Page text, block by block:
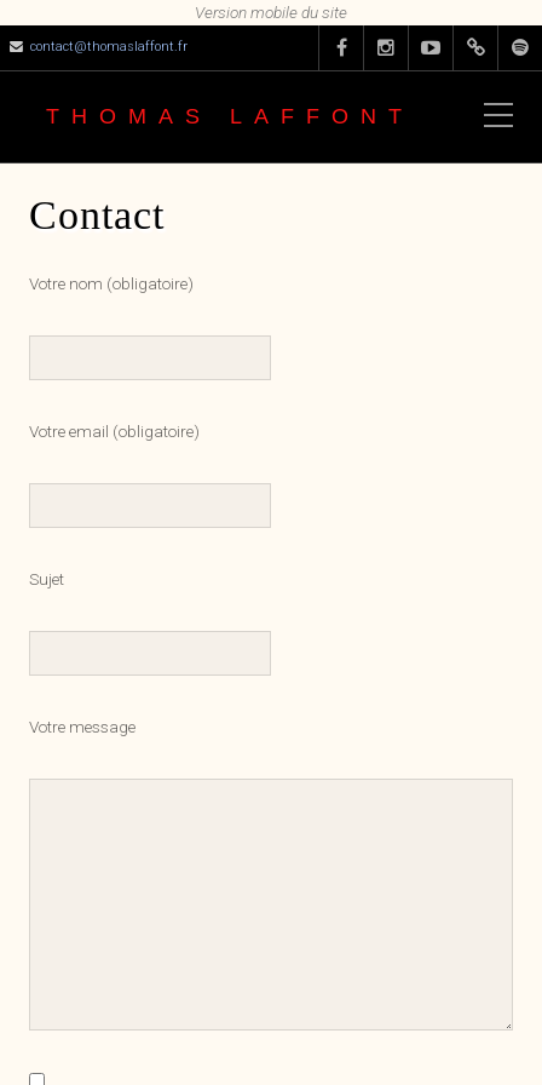
contact@thomaslaffont.fr
THOMAS LAFFONT
Contact
Votre nom (obligatoire)
Votre email (obligatoire)
Sujet
Votre message